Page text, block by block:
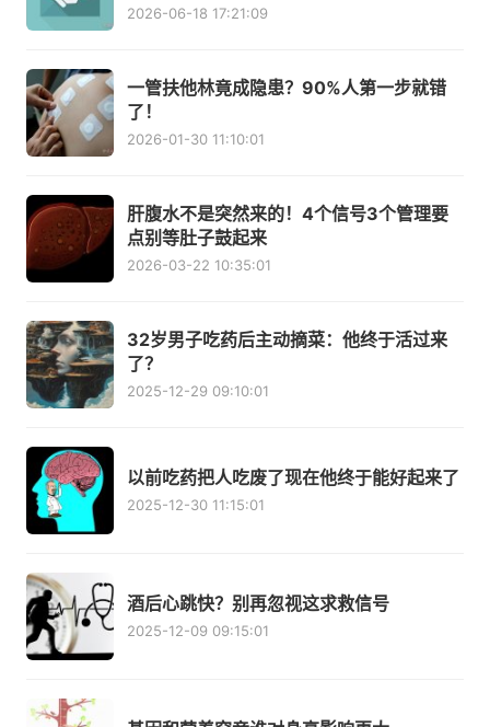
2026-06-18 17:21:09
一管扶他林竟成隐患？90%人第一步就错
了！
2026-01-30 11:10:01
肝腹水不是突然来的！4个信号3个管理要
点别等肚子鼓起来
2026-03-22 10:35:01
32岁男子吃药后主动摘菜：他终于活过来
了？
2025-12-29 09:10:01
以前吃药把人吃废了现在他终于能好起来了
2025-12-30 11:15:01
酒后心跳快？别再忽视这求救信号
2025-12-09 09:15:01